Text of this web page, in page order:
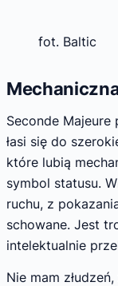
fot. Baltic
Seconde Majeure
łasi się do
które lubią
symbol statusu.
ruchu, z
schowane. Jest
intelektualnie
Nie mam